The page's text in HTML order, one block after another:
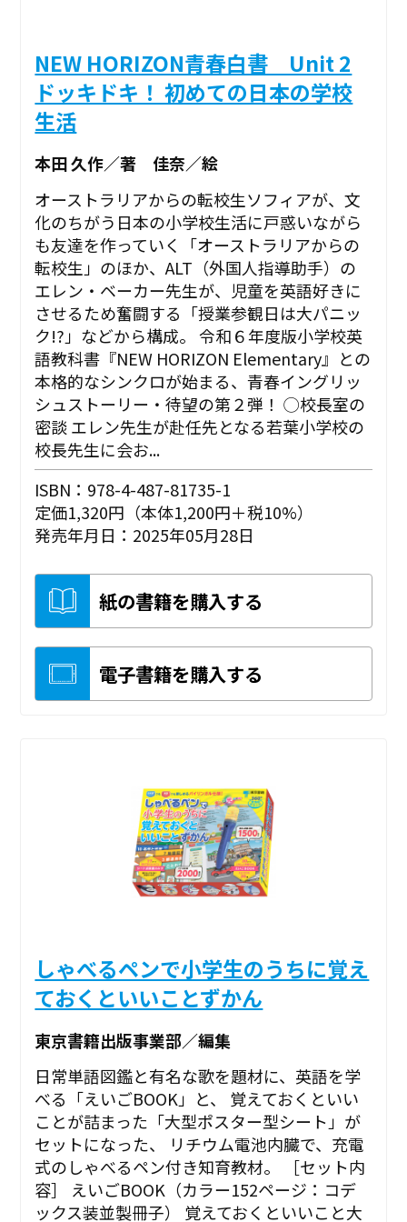
NEW HORIZON青春白書 Unit 2
ドッキドキ！ 初めての日本の学校
生活
本田 久作／著 佳奈／絵
オーストラリアからの転校生ソフィアが、文
化のちがう日本の小学校生活に戸惑いながら
も友達を作っていく「オーストラリアからの
転校生」のほか、ALT（外国人指導助手）の
エレン・ベーカー先生が、児童を英語好きに
させるため奮闘する「授業参観日は大パニッ
ク!?」などから構成。 令和６年度版小学校英
語教科書『NEW HORIZON Elementary』との
本格的なシンクロが始まる、青春イングリッ
シュストーリー・待望の第２弾！ ◯校長室の
密談 エレン先生が赴任先となる若葉小学校の
校長先生に会お...
ISBN：978-4-487-81735-1
定価1,320円（本体1,200円＋税10%）
発売年月日：2025年05月28日
紙の書籍を購入する
電子書籍を購入する
しゃべるペンで小学生のうちに覚え
ておくといいことずかん
東京書籍出版事業部／編集
日常単語図鑑と有名な歌を題材に、英語を学
べる「えいごBOOK」と、 覚えておくといい
ことが詰まった「大型ポスター型シート」が
セットになった、 リチウム電池内臓で、充電
式のしゃべるペン付き知育教材。 ［セット内
容］ えいごBOOK（カラー152ページ：コデ
ックス装並製冊子） 覚えておくといいこと大